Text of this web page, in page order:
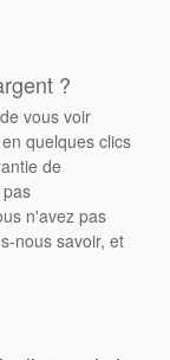
?
vous voir
quelques clics
de
n'avez pas
nous savoir, et